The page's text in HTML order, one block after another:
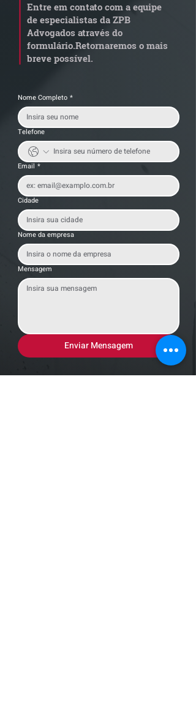
dívida condominial
anterior?
Entre em contato com a equipe
de especialistas da ZPB
Advogados através do
formulário.Retornaremos o mais
breve possível.
Nome Completo *
Telefone
Email *
Cidade
Nome da empresa
Mensagem
Enviar Mensagem